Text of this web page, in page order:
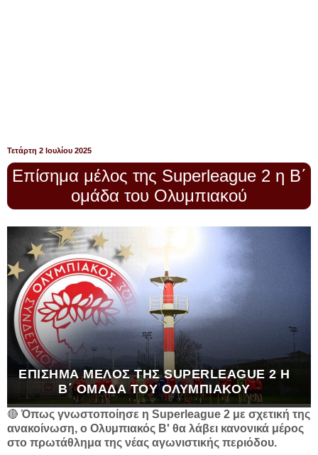
Τετάρτη 2 Ιουλίου 2025
Επίσημα μέλος της Superleague 2 η Β΄
ομάδα του Ολυμπιακού
ΕΠΊΣΗΜΑ ΜΈΛΟΣ ΤΗΣ SUPERLEAGUE 2 Η
Β΄ ΟΜΆΔΑ ΤΟΥ ΟΛΥΜΠΙΑΚΟΎ
🔴 Όπως γνωστοποίησε η Superleague 2 με σχετική της
ανακοίνωση, ο Ολυμπιακός Β' θα λάβει κανονικά μέρος
στο πρωτάθλημα της νέας αγωνιστικής περιόδου.